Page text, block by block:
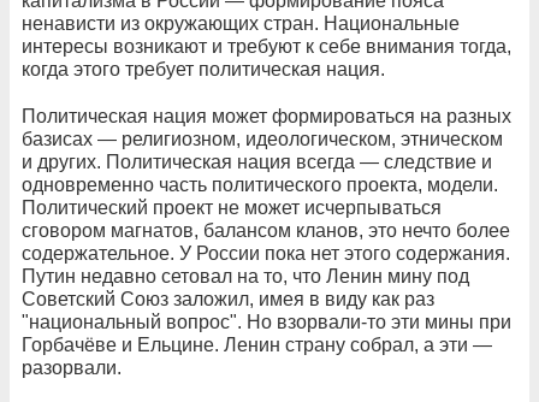
ненависти из окружающих стран. Национальные
интересы возникают и требуют к себе внимания тогда,
когда этого требует политическая нация.
Политическая нация может формироваться на разных
базисах — религиозном, идеологическом, этническом
и других. Политическая нация всегда — следствие и
одновременно часть политического проекта, модели.
Политический проект не может исчерпываться
сговором магнатов, балансом кланов, это нечто более
содержательное. У России пока нет этого содержания.
Путин недавно сетовал на то, что Ленин мину под
Советский Союз заложил, имея в виду как раз
"национальный вопрос". Но взорвали-то эти мины при
Горбачёве и Ельцине. Ленин страну собрал, а эти —
разорвали.